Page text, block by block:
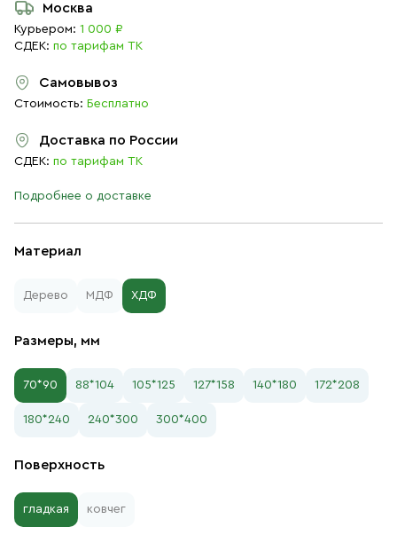
Материал
Дерево МДФ ХДФ
Размеры, мм
70*90 88*104 105*125 127*158 140*180 172*208
180*240 240*300 300*400
Поверхность
гладкая ковчег
Москва
Курьером: 1 000 ₽
СДЕК: по тарифам ТК
Самовывоз
Стоимость: Бесплатно
Доставка по России
СДЕК: по тарифам ТК
Подробнее о доставке